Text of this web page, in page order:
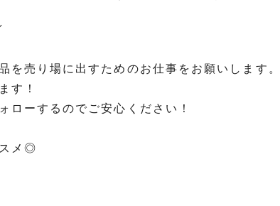
売り場に出すためのお仕事をお願いします。
す！
ローするのでご安心ください！
メ◎